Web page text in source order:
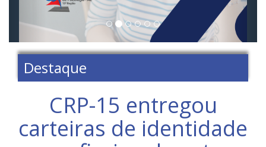
Destaque
CRP-15 entregou
carteiras de identidade